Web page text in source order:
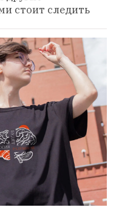
стоит следить